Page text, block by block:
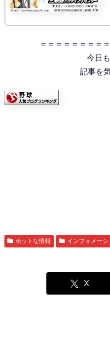
＝＝＝＝＝＝＝＝
今日
記事を
ホットな情報 インフォメーシ
X